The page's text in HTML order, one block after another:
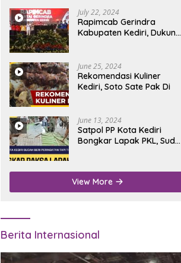
July 22, 2024
Rapimcab Gerindra
Kabupaten Kediri, Dukung
June 25, 2024
Rekomendasi Kuliner
Kediri, Soto Sate Pak Di
June 13, 2024
Satpol PP Kota Kediri
Bongkar Lapak PKL, Sudah
View More
Berita Internasional